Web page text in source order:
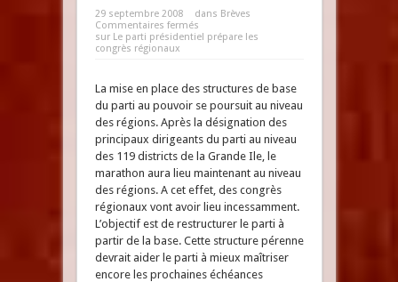
29 septembre 2008 dans Brèves
Commentaires fermés
sur Le parti présidentiel prépare les
congrès régionaux
La mise en place des structures de base
du parti au pouvoir se poursuit au niveau
des régions. Après la désignation des
principaux dirigeants du parti au niveau
des 119 districts de la Grande Ile, le
marathon aura lieu maintenant au niveau
des régions. A cet effet, des congrès
régionaux vont avoir lieu incessamment.
L’objectif est de restructurer le parti à
partir de la base. Cette structure pérenne
devrait aider le parti à mieux maîtriser
encore les prochaines échéances